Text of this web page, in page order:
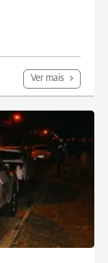
Ver mais